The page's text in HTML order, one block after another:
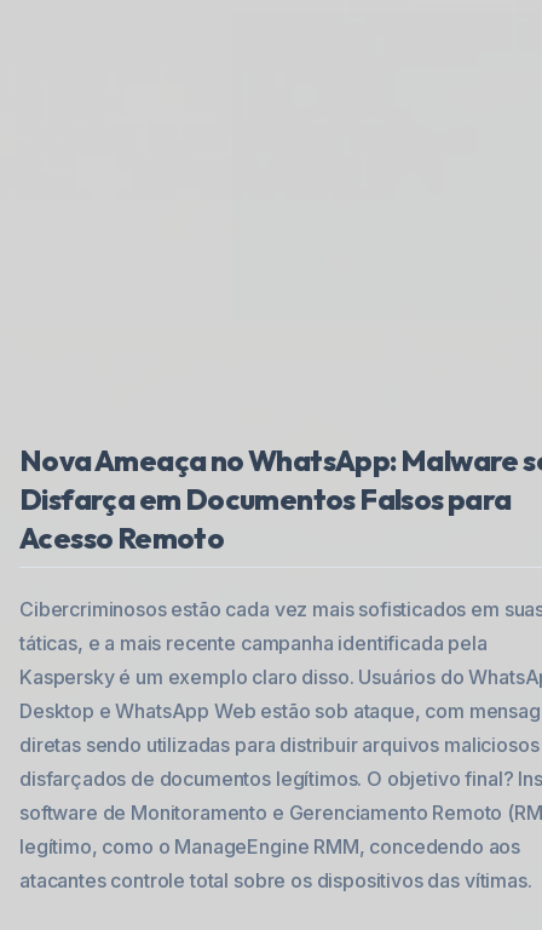
Nova Ameaça no WhatsApp: Malware
Disfarça em Documentos Falsos para
Acesso Remoto
Cibercriminosos estão cada vez mais sofisticados em
táticas, e a mais recente campanha identificada pela
Kaspersky é um exemplo claro disso. Usuários do
Desktop e WhatsApp Web estão sob ataque, com
diretas sendo utilizadas para distribuir arquivos maliciosos
disfarçados de documentos legítimos. O objetivo final?
software de Monitoramento e Gerenciamento Remoto
legítimo, como o ManageEngine RMM, concedendo aos
atacantes controle total sobre os dispositivos das vítimas.